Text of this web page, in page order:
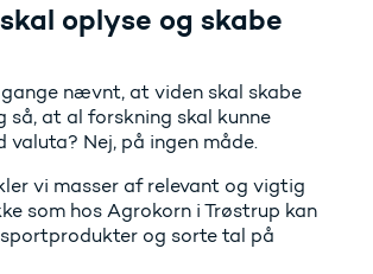
oplyse og skabe
nævnt, at viden skal skabe
så, at al forskning skal kunne
Nej, på ingen måde.
vi masser af relevant og vigtig
som hos Agrokorn i Trøstrup kan
og sorte tal på